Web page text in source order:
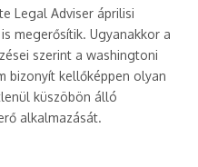
Legal Adviser áprilisi
megerősítik. Ugyanakkor a
szerint a washingtoni
bizonyít kellőképpen olyan
küszöbön álló
alkalmazását.